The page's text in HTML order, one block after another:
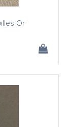
Or